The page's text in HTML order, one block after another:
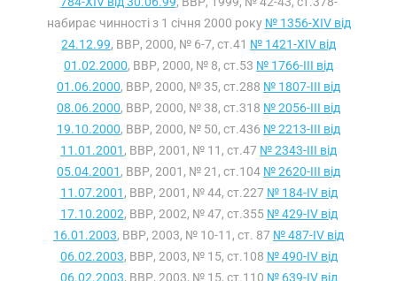
набирає чинності з 1 січня 2000 року № 1356-XIV від
24.12.99, ВВР, 2000, № 6-7, ст.41 № 1421-XIV від
01.02.2000, ВВР, 2000, № 8, ст.53 № 1766-III від
01.06.2000, ВВР, 2000, № 35, ст.288 № 1807-III від
08.06.2000, ВВР, 2000, № 38, ст.318 № 2056-III від
19.10.2000, ВВР, 2000, № 50, ст.436 № 2213-III від
11.01.2001 , ВВР, 2001, № 11, ст.47 № 2343-III від
05.04.2001 , ВВР, 2001, № 21, ст.104 № 2620-III від
11.07.2001 , ВВР, 2001, № 44, ст.227 № 184-IV від
17.10.2002, ВВР, 2002, № 47, ст.355 № 429-IV від
16.01.2003, ВВР, 2003, № 10-11, ст. 87 № 487-IV від
06.02.2003, ВВР, 2003, № 15, ст.108 № 490-IV від
06.02.2003, ВВР, 2003, № 15, ст.110 № 639-IV від